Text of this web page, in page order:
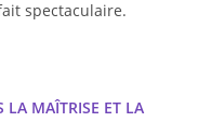
spectaculaire.
LA MAÎTRISE ET LA